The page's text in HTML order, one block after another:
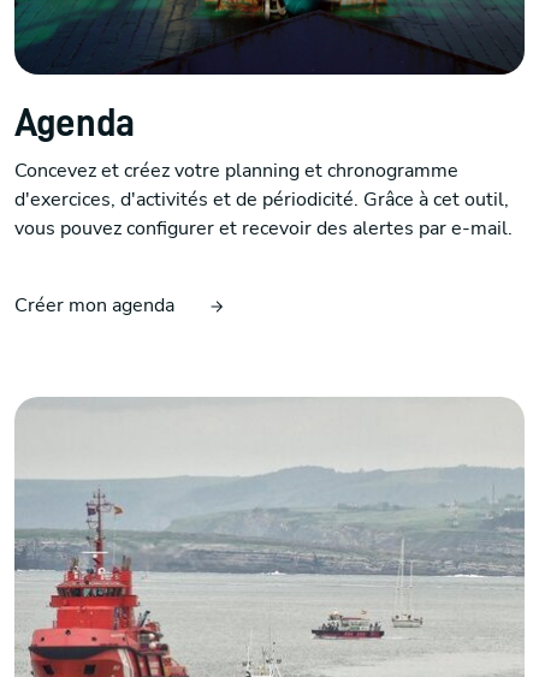
Agenda
Concevez et créez votre planning et chronogramme
d'exercices, d'activités et de périodicité. Grâce à cet outil,
vous pouvez configurer et recevoir des alertes par e-mail.
Créer mon agenda